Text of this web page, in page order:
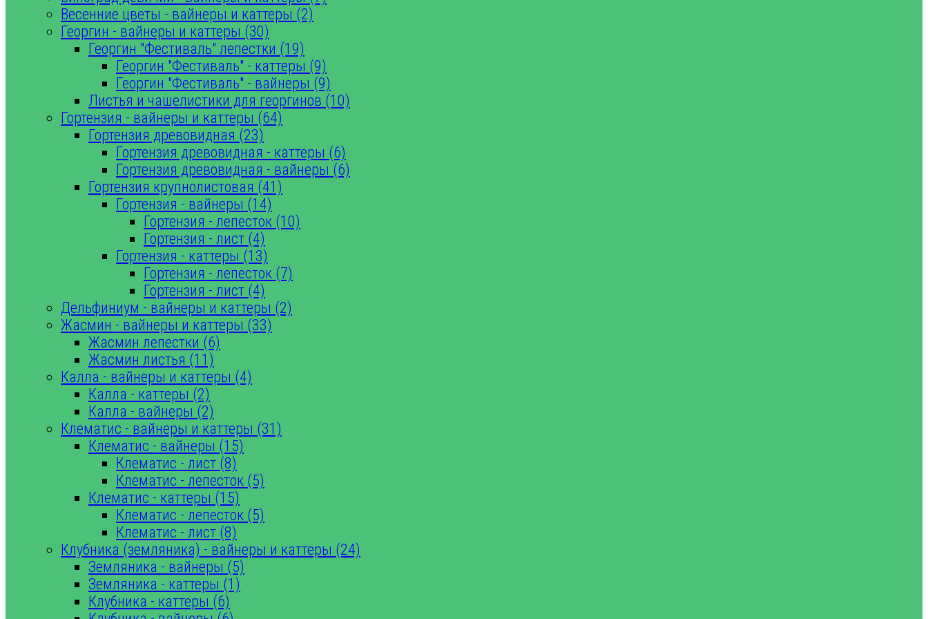
Весенние цветы - вайнеры и каттеры (2)
Георгин - вайнеры и каттеры (30)
Георгин "Фестиваль" лепестки (19)
Георгин "Фестиваль" - каттеры (9)
Георгин "Фестиваль" - вайнеры (9)
Листья и чашелистики для георгинов (10)
Гортензия - вайнеры и каттеры (64)
Гортензия древовидная (23)
Гортензия древовидная - каттеры (6)
Гортензия древовидная - вайнеры (6)
Гортензия крупнолистовая (41)
Гортензия - вайнеры (14)
Гортензия - лепесток (10)
Гортензия - лист (4)
Гортензия - каттеры (13)
Гортензия - лепесток (7)
Гортензия - лист (4)
Дельфиниум - вайнеры и каттеры (2)
Жасмин - вайнеры и каттеры (33)
Жасмин лепестки (6)
Жасмин листья (11)
Калла - вайнеры и каттеры (4)
Калла - каттеры (2)
Калла - вайнеры (2)
Клематис - вайнеры и каттеры (31)
Клематис - вайнеры (15)
Клематис - лист (8)
Клематис - лепесток (5)
Клематис - каттеры (15)
Клематис - лепесток (5)
Клематис - лист (8)
Клубника (земляника) - вайнеры и каттеры (24)
Земляника - вайнеры (5)
Земляника - каттеры (1)
Клубника - каттеры (6)